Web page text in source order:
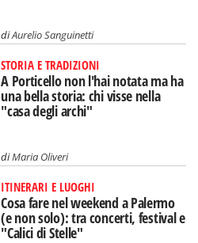
diAurelio Sanguinetti
STORIA E TRADIZIONI
A Porticello non l'hai notata ma ha
una bella storia: chi visse nella
"casa degli archi"
diMaria Oliveri
ITINERARI E LUOGHI
Cosa fare nel weekend a Palermo
(e non solo): tra concerti, festival e
"Calici di Stelle"